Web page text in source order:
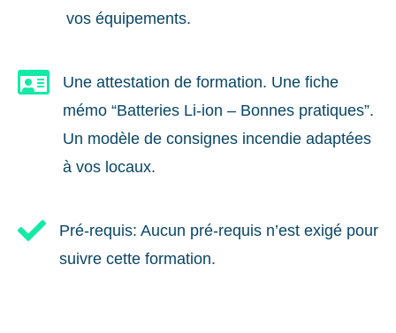
vos équipements.

Une attestation de formation. Une fiche
mémo “Batteries Li-ion – Bonnes pratiques”.
Un modèle de consignes incendie adaptées
à vos locaux.

Pré-requis: Aucun pré-requis n’est exigé pour
suivre cette formation.